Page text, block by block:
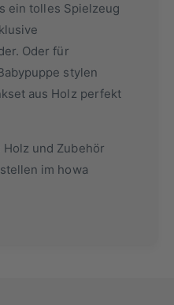
ein tolles Spielzeug
Oder für
stylen
aus Holz perfekt
Holz und Zubehör
im howa